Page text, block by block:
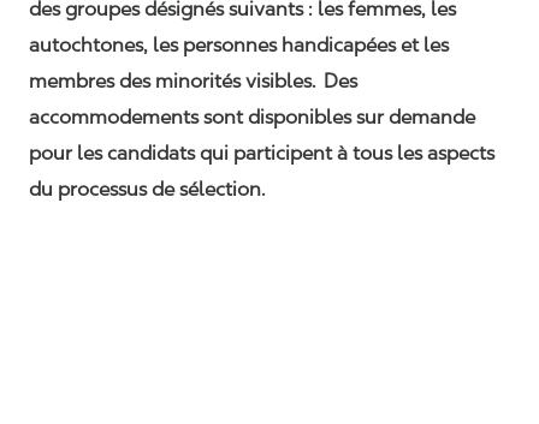
des groupes désignés suivants : les femmes, les
autochtones, les personnes handicapées et les
membres des minorités visibles. Des
accommodements sont disponibles sur demande
pour les candidats qui participent à tous les aspects
du processus de sélection.